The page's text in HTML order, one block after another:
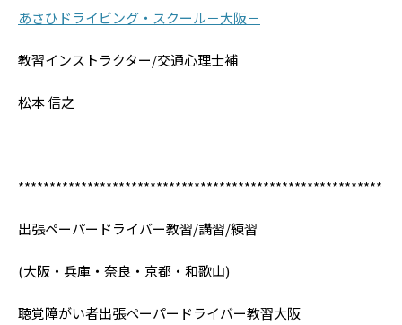
あさひドライビング・スクール－大阪－
教習インストラクター/交通心理士補
松本 信之
**********************************************************
出張ペーパードライバー教習/講習/練習
(大阪・兵庫・奈良・京都・和歌山)
聴覚障がい者出張ペーパードライバー教習大阪